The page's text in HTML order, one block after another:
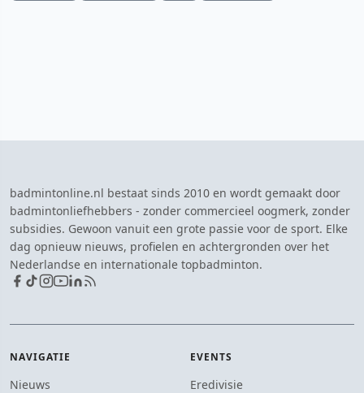
badmintonline.nl bestaat sinds 2010 en wordt gemaakt door
badmintonliefhebbers - zonder commercieel oogmerk, zonder
subsidies. Gewoon vanuit een grote passie voor de sport. Elke
dag opnieuw nieuws, profielen en achtergronden over het
Nederlandse en internationale topbadminton.
NAVIGATIE
Nieuws
EVENTS
Eredivisie